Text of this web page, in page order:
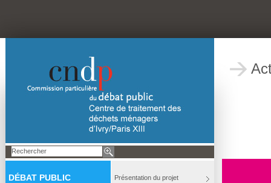
DÉBAT PUBLIC
Présentation du projet